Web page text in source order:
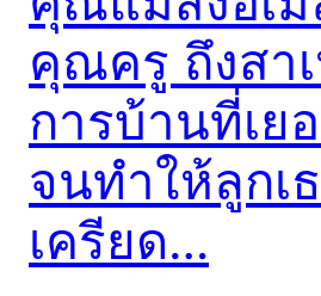
คุณครู ถึงสา
การบ้านที่เย
จนทำให้ลูกเ
เครียด…